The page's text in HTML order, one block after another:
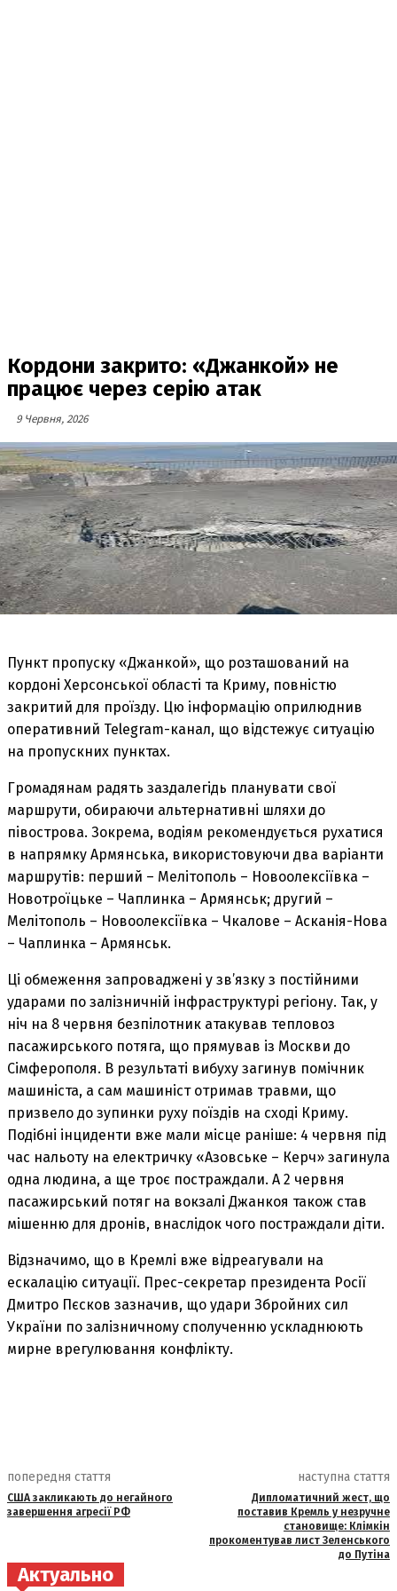
Кордони закрито: «Джанкой» не
працює через серію атак
9 Червня, 2026
Пункт пропуску «Джанкой», що розташований на
кордоні Херсонської області та Криму, повністю
закритий для проїзду. Цю інформацію оприлюднив
оперативний Telegram-канал, що відстежує ситуацію
на пропускних пунктах.
Громадянам радять заздалегідь планувати свої
маршрути, обираючи альтернативні шляхи до
півострова. Зокрема, водіям рекомендується рухатися
в напрямку Армянська, використовуючи два варіанти
маршрутів: перший – Мелітополь – Новоолексіївка –
Новотроїцьке – Чаплинка – Армянськ; другий –
Мелітополь – Новоолексіївка – Чкалове – Асканія-Нова
– Чаплинка – Армянськ.
Ці обмеження запроваджені у зв’язку з постійними
ударами по залізничній інфраструктурі регіону. Так, у
ніч на 8 червня безпілотник атакував тепловоз
пасажирського потяга, що прямував із Москви до
Сімферополя. В результаті вибуху загинув помічник
машиніста, а сам машиніст отримав травми, що
призвело до зупинки руху поїздів на сході Криму.
Подібні інциденти вже мали місце раніше: 4 червня під
час нальоту на електричку «Азовське – Керч» загинула
одна людина, а ще троє постраждали. А 2 червня
пасажирський потяг на вокзалі Джанкоя також став
мішенню для дронів, внаслідок чого постраждали діти.
Відзначимо, що в Кремлі вже відреагували на
ескалацію ситуації. Прес-секретар президента Росії
Дмитро Пєсков зазначив, що удари Збройних сил
України по залізничному сполученню ускладнюють
мирне врегулювання конфлікту.
попередня стаття
США закликають до негайного
завершення агресії РФ
наступна стаття
Дипломатичний жест, що
поставив Кремль у незручне
становище: Клімкін
прокоментував лист Зеленського
до Путіна
Актуально